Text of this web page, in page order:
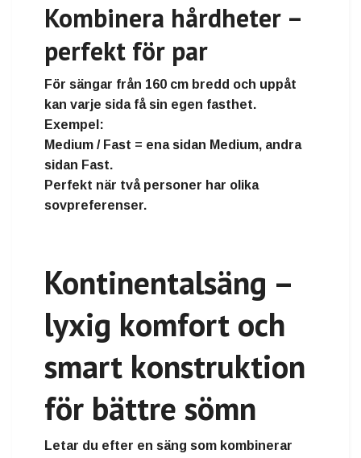
Kombinera hårdheter –
perfekt för par
För sängar från 160 cm bredd och uppåt
kan varje sida få sin egen fasthet.
Exempel:
Medium / Fast = ena sidan Medium, andra
sidan Fast.
Perfekt när två personer har olika
sovpreferenser.
Kontinentalsäng –
lyxig komfort och
smart konstruktion
för bättre sömn
Letar du efter en säng som kombinerar